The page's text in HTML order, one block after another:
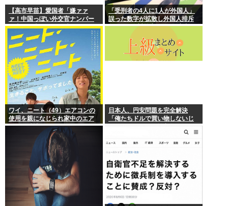
【高市早苗】愛国者「嫌ァァ
ァ！中国っぽい外交官ナンバー
の車が日本のルール破ってるぅ
ぅぅ！」オーストラリア領事館
の車でした
「受刑者の4人に1人が外国人」
誤った数字が拡散し外国人排斥
に… “国際対策室”のある府中刑
ワイ、ニート（49）エアコンの
使用を親になじられ家中のエア
コンを破壊
日本人、円安問題を完全解決
「俺たちドルで買い物しないじ